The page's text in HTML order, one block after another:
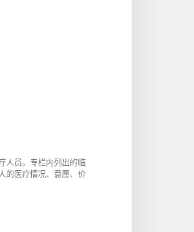
人员。专栏内列出的临
的医疗情况、意愿、价